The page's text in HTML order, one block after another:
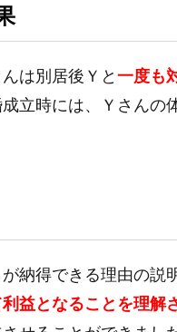
は別居後Ｙと一度も
立時には、Ｙさんの
納得できる理由の説
益となることを理解